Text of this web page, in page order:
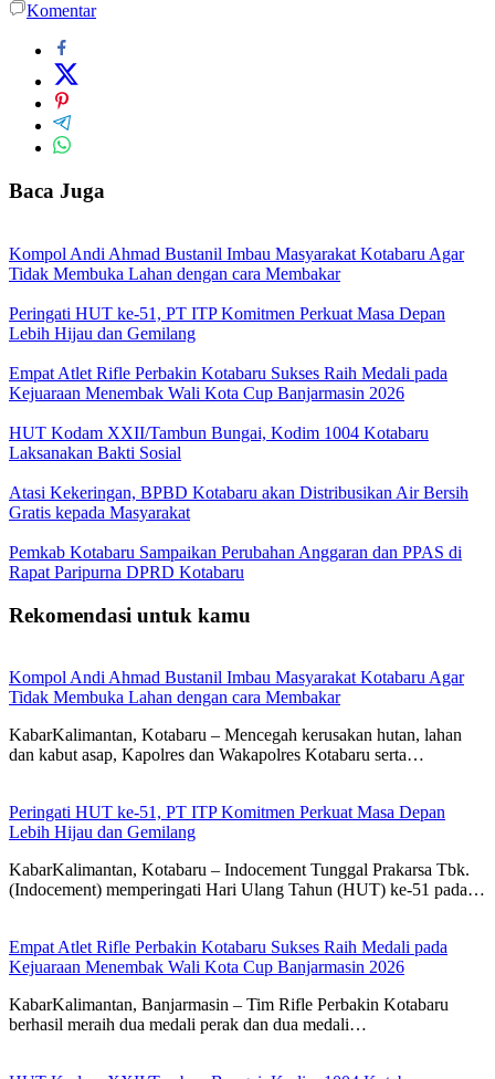
Komentar
Baca Juga
Kompol Andi Ahmad Bustanil Imbau Masyarakat Kotabaru Agar
Tidak Membuka Lahan dengan cara Membakar
Peringati HUT ke-51, PT ITP Komitmen Perkuat Masa Depan
Lebih Hijau dan Gemilang
Empat Atlet Rifle Perbakin Kotabaru Sukses Raih Medali pada
Kejuaraan Menembak Wali Kota Cup Banjarmasin 2026
HUT Kodam XXII/Tambun Bungai, Kodim 1004 Kotabaru
Laksanakan Bakti Sosial
Atasi Kekeringan, BPBD Kotabaru akan Distribusikan Air Bersih
Gratis kepada Masyarakat
Pemkab Kotabaru Sampaikan Perubahan Anggaran dan PPAS di
Rapat Paripurna DPRD Kotabaru
Rekomendasi untuk kamu
Kompol Andi Ahmad Bustanil Imbau Masyarakat Kotabaru Agar
Tidak Membuka Lahan dengan cara Membakar
KabarKalimantan, Kotabaru – Mencegah kerusakan hutan, lahan
dan kabut asap, Kapolres dan Wakapolres Kotabaru serta…
Peringati HUT ke-51, PT ITP Komitmen Perkuat Masa Depan
Lebih Hijau dan Gemilang
KabarKalimantan, Kotabaru – Indocement Tunggal Prakarsa Tbk.
(Indocement) memperingati Hari Ulang Tahun (HUT) ke-51 pada…
Empat Atlet Rifle Perbakin Kotabaru Sukses Raih Medali pada
Kejuaraan Menembak Wali Kota Cup Banjarmasin 2026
KabarKalimantan, Banjarmasin – Tim Rifle Perbakin Kotabaru
berhasil meraih dua medali perak dan dua medali…